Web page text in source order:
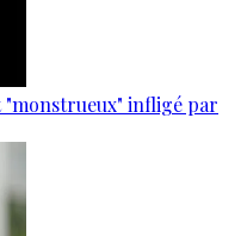
infligé par